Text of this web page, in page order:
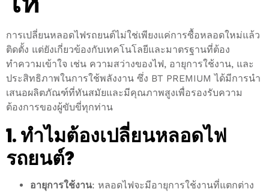
การเปลี่ยนหลอดไฟรถยนต์ไม่ใช่เพียงแค่การซื้อหลอดใหม่แล้ว
ติดตั้ง แต่ยังเกี่ยวข้องกับเทคโนโลยีและมาตรฐานที่ต้อง
ทำความเข้าใจ เช่น ความสว่างของไฟ, อายุการใช้งาน, และ
ประสิทธิภาพในการใช้พลังงาน ซึ่ง BT PREMIUM ได้มีการนำ
เสนอผลิตภัณฑ์ที่ทันสมัยและมีคุณภาพสูงเพื่อรองรับความ
ต้องการของผู้ขับขี่ทุกท่าน
1. ทำไมต้องเปลี่ยนหลอดไฟ
รถยนต์?
อายุการใช้งาน: หลอดไฟจะมีอายุการใช้งานที่แตกต่าง